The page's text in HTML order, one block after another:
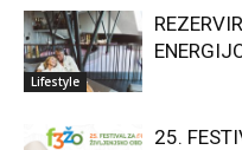
Lifestyle
25.